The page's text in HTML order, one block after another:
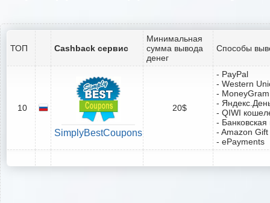
ТОП Cashback сервис
Минимальная
сумма вывода
денег
Способы
10
SimplyBestCoupons
20$
- PayPal
- Western
- MoneyGram
-
- QIWI
-
- Amazon
- ePayments